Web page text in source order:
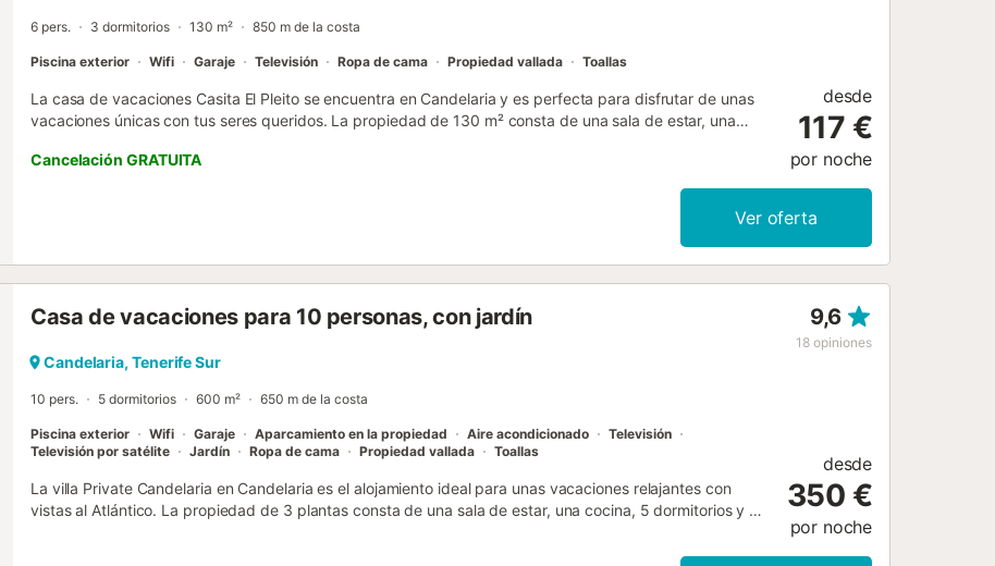
6 pers. 3 dormitorios 130 m² 850 m de la costa
Piscina exterior Wifi Garaje Televisión Ropa de cama Propiedad vallada Toallas
La casa de vacaciones Casita El Pleito se encuentra en Candelaria y es perfecta para disfrutar de unas
vacaciones únicas con tus seres queridos. La propiedad de 130 m² consta de una sala de estar, una
Los servicios adicionales incluyen Wi-Fi de alta velocidad (apto para videollamadas) con un espacio de
trabajo dedicado para la oficina en casa, una televisión, un ventilador, así como una lavadora. También
dispone de cuna y trona. Esta propiedad ofrece una zona exterior privada con piscina, terrazas cubiertas
y descubiertas y barbacoa. La propiedad está ubicada en cerca de la playa y los enlaces de transporte
público están a poca distancia. Hay aparcamiento disponible en un garaje. No se permiten mascotas,
luz y agua....
Cancelación GRATUITA
desde
117 €
por noche
Ver oferta
Casa de vacaciones para 10 personas, con jardín 9,6
18 opiniones
Candelaria, Tenerife Sur
10 pers. 5 dormitorios 600 m² 650 m de la costa
Piscina exterior Wifi Garaje Aparcamiento en la propiedad Aire acondicionado
Televisión
Televisión por satélite
Jardín Ropa de cama Propiedad vallada Toallas
La villa Private Candelaria en Candelaria es el alojamiento ideal para unas vacaciones relajantes con
vistas al Atlántico. La propiedad de 3 plantas consta de una sala de estar, una cocina, 5 dormitorios y 6
(apto para videollamadas) con un espacio de trabajo dedicado para oficina en casa, televisión, aire
desde
350 €
por noche